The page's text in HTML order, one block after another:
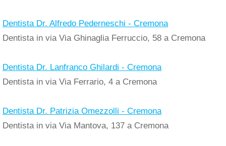
Dentista Dr. Alfredo Pederneschi - Cremona
Dentista in via Via Ghinaglia Ferruccio, 58 a Cremona
Dentista Dr. Lanfranco Ghilardi - Cremona
Dentista in via Via Ferrario, 4 a Cremona
Dentista Dr. Patrizia Omezzolli - Cremona
Dentista in via Via Mantova, 137 a Cremona